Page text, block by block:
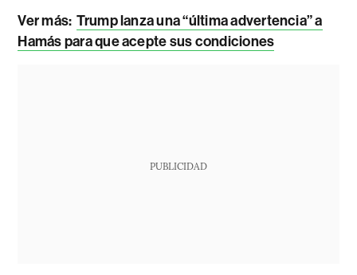
Ver más: Trump lanza una “última advertencia” a
Hamás para que acepte sus condiciones
PUBLICIDAD